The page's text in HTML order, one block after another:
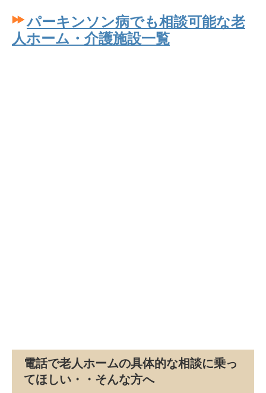
パーキンソン病でも相談可能な老
人ホーム・介護施設一覧
電話で老人ホームの具体的な相談に乗っ
てほしい・・そんな方へ